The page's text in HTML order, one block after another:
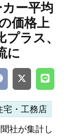
ー平均
価格上
ラス、
に
宅・工務店
社が集計し